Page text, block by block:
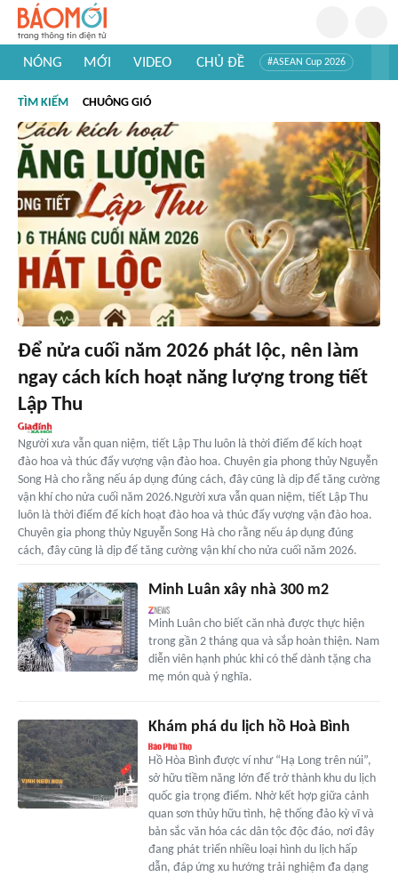
NÓNG MỚI VIDEO CHỦ ĐỀ #ASEAN Cup 2026
#Khám phá thế giới
TÌM KIẾM CHUÔNG GIÓ
Để nửa cuối năm 2026 phát lộc, nên làm
ngay cách kích hoạt năng lượng trong tiết
Lập Thu
Người xưa vẫn quan niệm, tiết Lập Thu luôn là thời điểm để kích hoạt
đào hoa và thúc đẩy vượng vận đào hoa. Chuyên gia phong thủy Nguyễn
Song Hà cho rằng nếu áp dụng đúng cách, đây cũng là dịp để tăng cường
vận khí cho nửa cuối năm 2026.Người xưa vẫn quan niệm, tiết Lập Thu
luôn là thời điểm để kích hoạt đào hoa và thúc đẩy vượng vận đào hoa.
Chuyên gia phong thủy Nguyễn Song Hà cho rằng nếu áp dụng đúng
cách, đây cũng là dịp để tăng cường vận khí cho nửa cuối năm 2026.
Minh Luân xây nhà 300 m2
Minh Luân cho biết căn nhà được thực hiện
trong gần 2 tháng qua và sắp hoàn thiện. Nam
diễn viên hạnh phúc khi có thể dành tặng cha
mẹ món quà ý nghĩa.
Khám phá du lịch hồ Hoà Bình
Hồ Hòa Bình được ví như “Hạ Long trên núi”,
sở hữu tiềm năng lớn để trở thành khu du lịch
quốc gia trọng điểm. Nhờ kết hợp giữa cảnh
quan sơn thủy hữu tình, hệ thống đảo kỳ vĩ và
bản sắc văn hóa các dân tộc độc đáo, nơi đây
đang phát triển nhiều loại hình du lịch hấp
dẫn, đáp ứng xu hướng trải nghiệm đa dạng